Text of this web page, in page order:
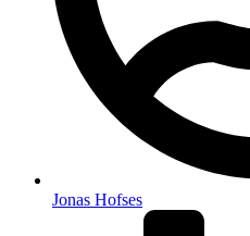
Jonas Hofses